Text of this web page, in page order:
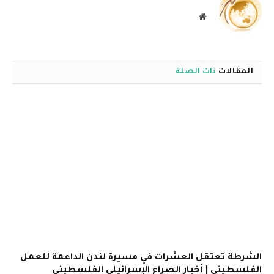
موقع
المقالات ذات الصلة
الشرطة تعتقل العشرات في مسيرة لندن الداعمة للعمل
الفلسطيني | أخبار الصراع الإسرائيلي الفلسطيني